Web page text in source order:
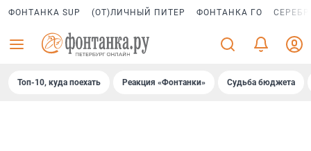
ФОНТАНКА SUP (ОТ)ЛИЧНЫЙ ПИТЕР ФОНТАНКА ГО
Топ-10, куда поехать Реакция «Фонтанки» Судьба бюджета